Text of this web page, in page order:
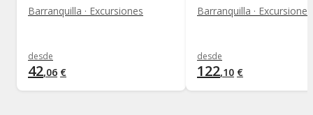
Barranquilla · Excursiones
desde
42,06 €
Barranquilla · Excursiones
desde
122,10 €